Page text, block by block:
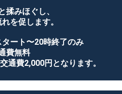
揉みほぐし、
を促します。
ート〜20時終了のみ
費無料
通費2,000円となります。